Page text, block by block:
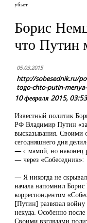
убьет
Борис
что Путин
05.03.2015
http://sobesednik.ru/
togo-chto-putin-
10 февраля 2015, 03:53
Известный политик
РФ Владимир Путин
высказывания. Своими
сегодняшнего дня
— с мамой, но наконец
— через «Собеседник»:
— Я никогда не
начала напомнил
корреспондентом
[Путин] развязал
некуда. Особенно
Своими взглядами